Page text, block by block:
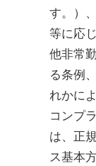
す。）
等に応
他非常
る条例
れかに
コンプ
は、正
ス基本